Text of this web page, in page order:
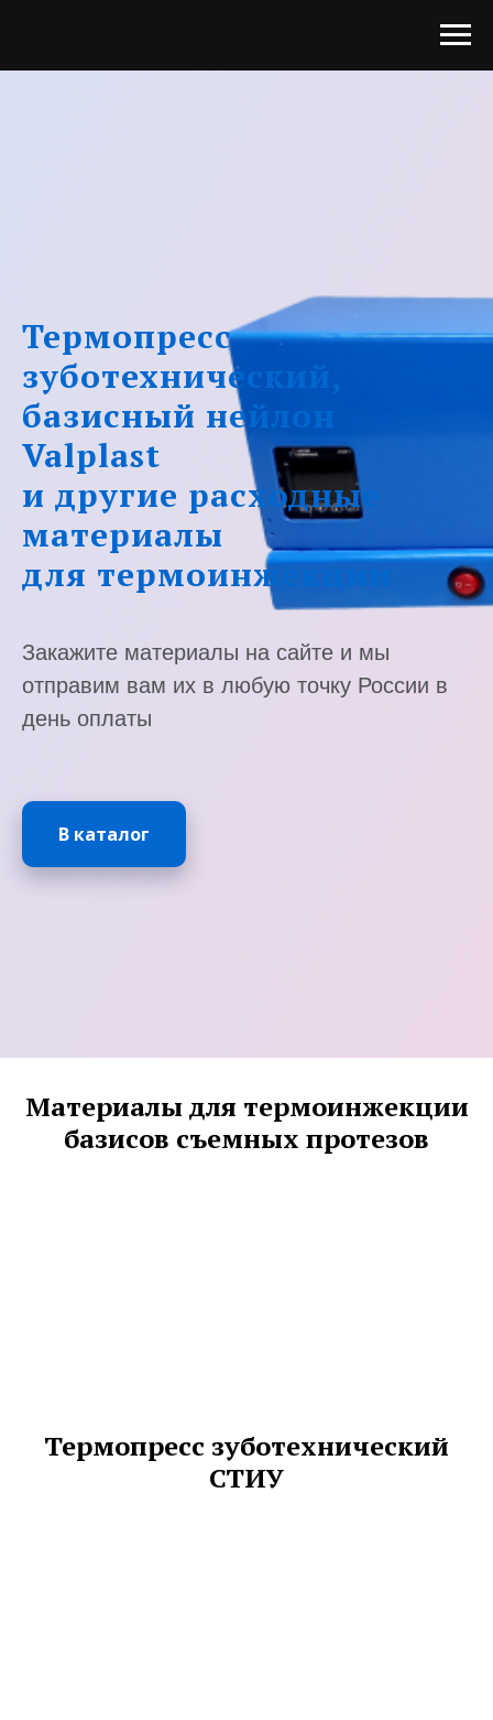
Термопресс
зуботехнический,
базисный нейлон
Valplast
и другие расходные
материалы
для термоинжекции
Закажите материалы на сайте и мы
отправим вам их в любую точку России в
день оплаты
В каталог
Материалы для термоинжекции
базисов съемных протезов
Термопресс зуботехнический
СТИУ